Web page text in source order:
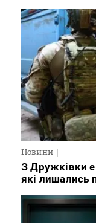
Новини
З Дружківки
які лишались